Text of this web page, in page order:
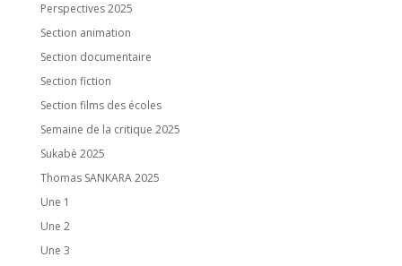
Perspectives 2025
Section animation
Section documentaire
Section fiction
Section films des écoles
Semaine de la critique 2025
Sukabè 2025
Thomas SANKARA 2025
Une 1
Une 2
Une 3